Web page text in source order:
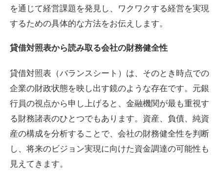
を通じて経営課題を発見し、ワクワクする経営を実現
するための具体的な方法をお伝えします。
貸借対照表から読み取る会社の財務健全性
貸借対照表（バランスシート）は、そのとき時点での
企業の財政状態を映し出す鏡のような存在です。元銀
行員の視点から申し上げると、金融機関が最も重視す
る財務諸表のひとつでもあります。資産、負債、純資
産の構成を分析することで、会社の財務健全性を判断
し、将来のビジョン実現に向けた資金調達の可能性も
見えてきます。